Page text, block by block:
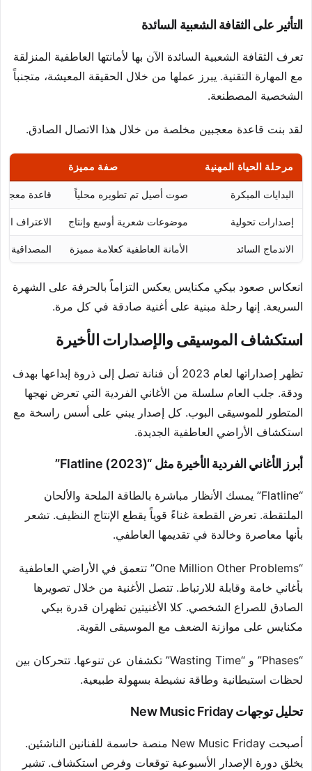
التأثير على الثقافة الشعبية السائدة
تعرف الثقافة الشعبية السائدة الآن بها لأمانتها العاطفية المنزلقة
مع المهارة التقنية. يبرز عملها من خلال الحقيقة المعيشة، متجنباً
الشخصية المصطنعة.
لقد بنت قاعدة معجبين مخلصة من خلال هذا الاتصال الصادق.
مرحلة الحياة المهنية صفة مميزة
البدايات المبكرة صوت أصيل تم تطويره محلياً قاعدة
إصدارات تحولية موضوعات شعرية أوسع وإنتاج الاعتراف
الاندماج السائد الأمانة العاطفية كعلامة مميزة المصداقية
انعكاس صعود بيكي مكنايس يعكس التزاماً بالحرفة على الشهرة
السريعة. إنها رحلة مبنية على أغنية صادقة في كل مرة.
استكشاف الموسيقى والإصدارات الأخيرة
تظهر إصداراتها لعام 2023 أن فنانة تصل إلى ذروة إبداعها بهدف
ودقة. جلب العام سلسلة من الأغاني الفردية التي تعرض نهجها
المتطور للموسيقى البوب. كل إصدار يبني على أسس راسخة مع
استكشاف الأراضي العاطفية الجديدة.
أبرز الأغاني الفردية الأخيرة مثل “Flatline (2023)”
“Flatline” يمسك الأنظار مباشرة بالطاقة الملحة والألحان
الملتقطة. تعرض القطعة غناءً قوياً يقطع الإنتاج النظيف. تشعر
بأنها معاصرة وخالدة في تقديمها العاطفي.
“One Million Other Problems” تتعمق في الأراضي العاطفية
بأغاني خامة وقابلة للارتباط. تتصل الأغنية من خلال تصويرها
الصادق للصراع الشخصي. كلا الأغنيتين تظهران قدرة بيكي
مكنايس على موازنة الضعف مع الموسيقى القوية.
“Phases” و “Wasting Time” تكشفان عن تنوعها. تتحركان بين
لحظات استبطانية وطاقة نشيطة بسهولة طبيعية.
تحليل توجهات New Music Friday
أصبحت New Music Friday منصة حاسمة للفنانين الناشئين.
يخلق دورة الإصدار الأسبوعية توقعات وفرص استكشاف. تشير